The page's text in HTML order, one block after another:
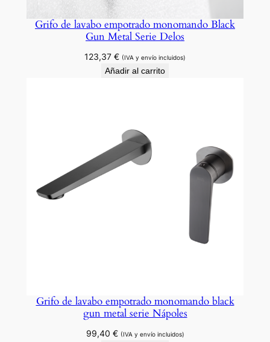
Grifo de lavabo empotrado monomando Black
Gun Metal Serie Delos
123,37 € (IVA y envío incluidos)
Añadir al carrito
Grifo de lavabo empotrado monomando black
gun metal serie Nápoles
99,40 € (IVA y envío incluidos)